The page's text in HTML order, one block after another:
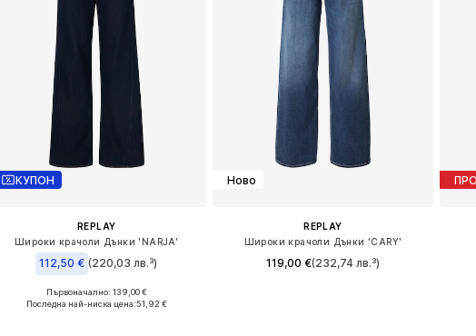
КУПОН
REPLAY
Широки крачоли Дънки 'NARJA'
112,50 € (220,03 лв.³)
Предлага се в много размери
Първоначално: 139,00 €
Последна най-ниска цена:51,92 €
Ново
REPLAY
Широки крачоли Дънки 'CARY'
119,00 €(232,74 лв.³)